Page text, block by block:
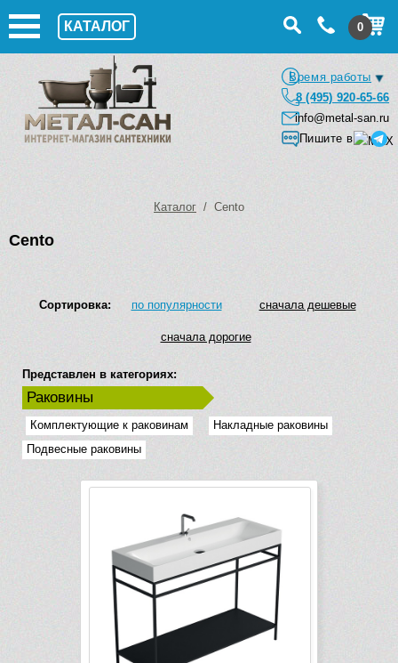
КАТАЛОГ 0
Время работы
8 (495) 920-65-66
info@metal-san.ru
Пишите в
Каталог / Cento
Cento
Сортировка: по популярности сначала дешевые
сначала дорогие
Представлен в категориях:
Раковины
Комплектующие к раковинам
Накладные раковины
Подвесные раковины